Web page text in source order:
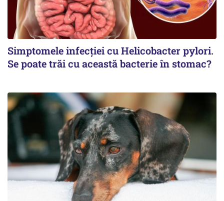
Simptomele infecției cu Helicobacter pylori.
Se poate trăi cu această bacterie în stomac?